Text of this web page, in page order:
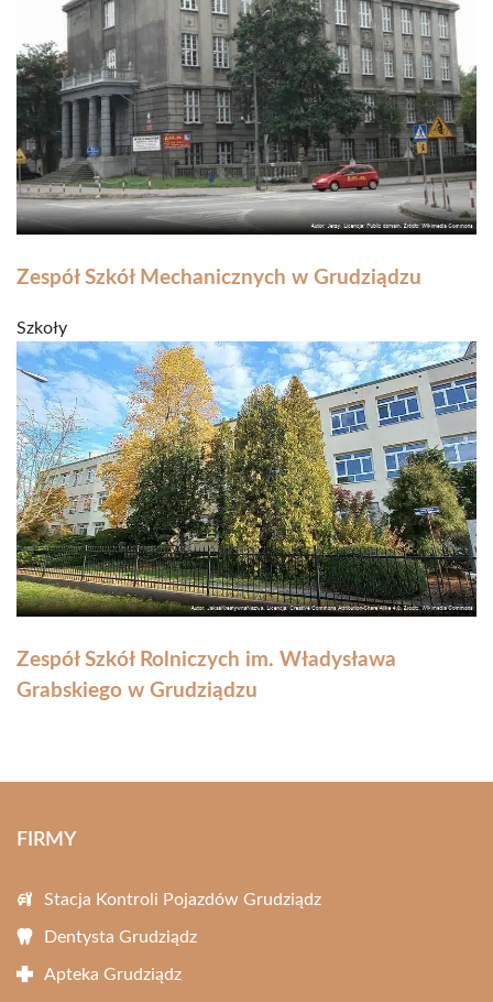
Zespół Szkół Mechanicznych w Grudziądzu
Szkoły
Zespół Szkół Rolniczych im. Władysława
Grabskiego w Grudziądzu
FIRMY
Stacja Kontroli Pojazdów Grudziądz
Dentysta Grudziądz
Apteka Grudziądz